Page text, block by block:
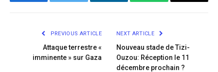
PREVIOUS ARTICLE
Attaque terrestre «
imminente » sur Gaza
NEXT ARTICLE
Nouveau stade de Tizi-
Ouzou: Réception le 11
décembre prochain ?